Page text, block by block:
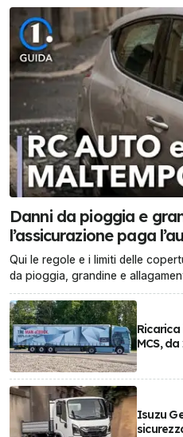
Danni da pioggia e
l’assicurazione paga
Qui le regole e i limiti delle
da pioggia, grandine e
Ricarica
MCS,
Isuzu